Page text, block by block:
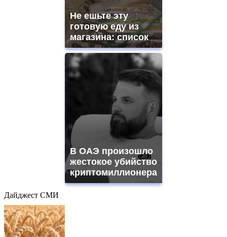
Не ешьте эту
готовую еду из
магазина: список
В ОАЭ произошло
жестокое убийство
криптомиллионера
Дайджест СМИ